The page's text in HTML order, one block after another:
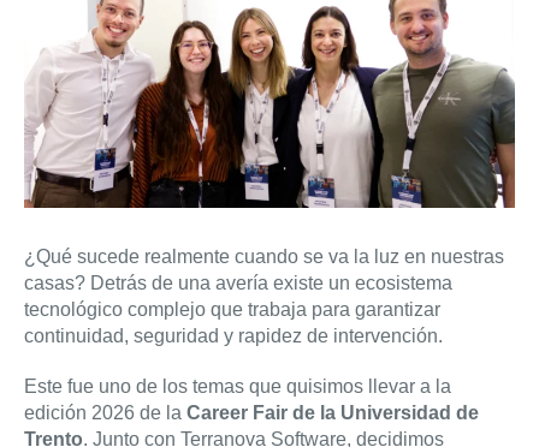
¿Qué sucede realmente cuando se va la luz en nuestras
casas? Detrás de una avería existe un ecosistema
tecnológico complejo que trabaja para garantizar
continuidad, seguridad y rapidez de intervención.
Este fue uno de los temas que quisimos llevar a la
edición 2026 de la Career Fair de la Universidad de
Trento. Junto con Terranova Software, decidimos